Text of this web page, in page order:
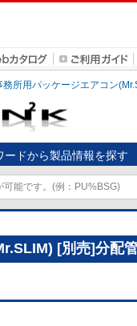
務所用パッケージエアコン
ードから製品情報を探す
[別売]分配